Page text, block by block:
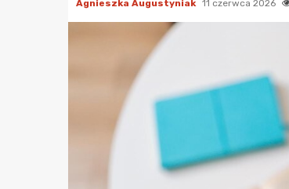
Agnieszka Augustyniak 11 czerwca 2026